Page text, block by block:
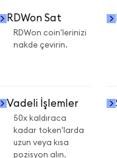
RDWon Sat
RDWon coin'lerinizi
nakde çevirin.
Vadeli İşlemler
50x kaldıraca
kadar token'larda
uzun veya kısa
pozisyon alın.